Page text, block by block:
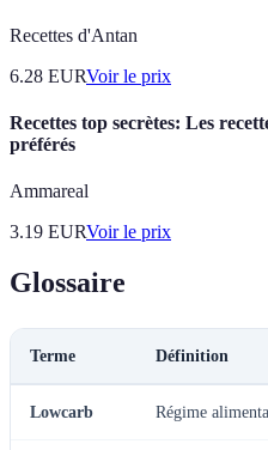
Recettes d'Antan
6.28 EURVoir le prix
Recettes top secrètes: Les
préférés
Ammareal
3.19 EURVoir le prix
Glossaire
Terme Définition
Lowcarb Régime